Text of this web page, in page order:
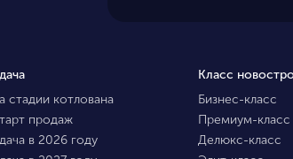
стадии котлована
продаж
в 2026 году
Класс
Бизнес-класс
Премиум-класс
Делюкс-класс